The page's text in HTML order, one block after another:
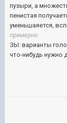
пузыри, а
пенистая
уменьшаяется,
примерно.
ЗЫ: варианты
что-нибудь нужно